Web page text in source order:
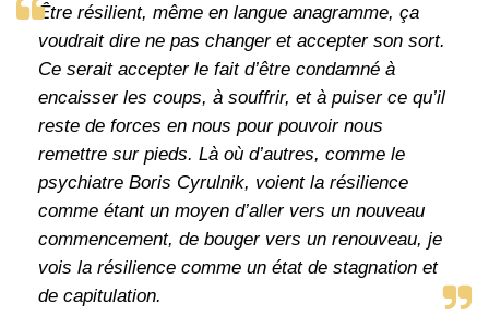
Être résilient, même en langue anagramme, ça
voudrait dire ne pas changer et accepter son sort.
Ce serait accepter le fait d’être condamné à
encaisser les coups, à souffrir, et à puiser ce qu’il
reste de forces en nous pour pouvoir nous
remettre sur pieds. Là où d’autres, comme le
psychiatre Boris Cyrulnik, voient la résilience
comme étant un moyen d’aller vers un nouveau
commencement, de bouger vers un renouveau, je
vois la résilience comme un état de stagnation et
de capitulation.